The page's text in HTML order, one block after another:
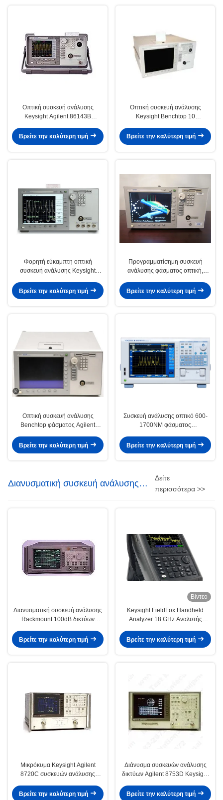
Οπτική συσκευή ανάλυσης
Keysight Agilent 86143B
Βρείτε την καλύτερη τιμή
Οπτική συσκευή ανάλυσης
Keysight Benchtop 10
Agilent 86142B
Βρείτε την καλύτερη τιμή
Φορητή εύκαμπτη οπτική
συσκευή ανάλυσης Keysight
Βρείτε την καλύτερη τιμή
Προγραμματίσημη συσκευή
ανάλυσης φάσματος οπτική,
Agilent 86140B
Βρείτε την καλύτερη τιμή
Οπτική συσκευή ανάλυσης
Benchtop φάσματος Agilent
Βρείτε την καλύτερη τιμή
Συσκευή ανάλυσης οπτικό 600-
1700NM φάσματος
Yokogawa
Βρείτε την καλύτερη τιμή
Διανυσματική συσκευή ανάλυσης
δικτύων
Δείτε
περισσότερα >>
Διανυσματική συσκευή ανάλυσης
Rackmount 100dB δικτύων
Βρείτε την καλύτερη τιμή
Βίντεο
Keysight FieldFox Handheld
Analyzer 18 GHz Αναλυτής
Θύρες και 91 dB Δυναμικό Εύρος
Βρείτε την καλύτερη τιμή
Μικρόκυμα Keysight Agilent
8720C συσκευών ανάλυσης
Βρείτε την καλύτερη τιμή
Διάνυσμα συσκευών ανάλυσης
δικτύων Agilent 8753D Keysight
Βρείτε την καλύτερη τιμή